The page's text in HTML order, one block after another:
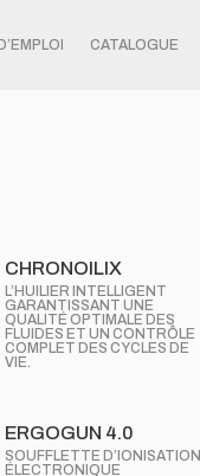
CATALOGUE
CHRONOILIX
L’HUILIER INTELLIGENT
GARANTISSANT UNE
QUALITÉ OPTIMALE DES
FLUIDES ET UN CONTRÔLE
COMPLET DES CYCLES DE
VIE.
ERGOGUN 4.0
SOUFFLETTE D’IONISATION
ÉLECTRONIQUE